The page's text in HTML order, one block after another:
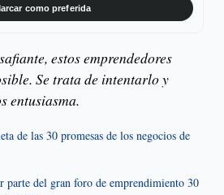
como preferida
estos emprendedores
Se trata de intentarlo y
entusiasma.
de las 30 promesas de los negocios de
parte del gran foro de emprendimiento 30